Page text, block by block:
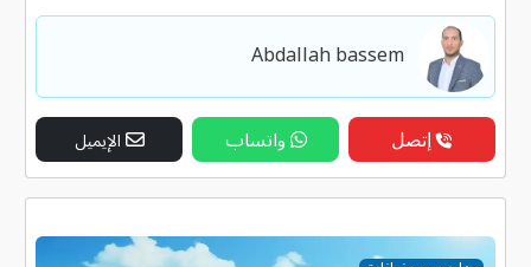
Abdallah bassem
إتصل واتساب الإيميل